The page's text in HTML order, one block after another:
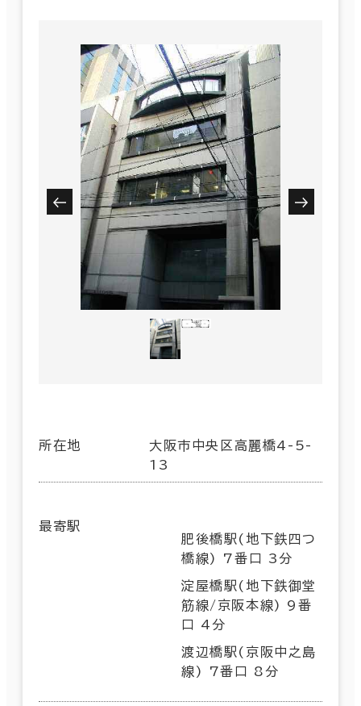
所在地
大阪市中央区高麗橋4-5-
13
最寄駅
肥後橋駅(地下鉄四つ
橋線) 7番口 3分
淀屋橋駅(地下鉄御堂
筋線/京阪本線) 9番
口 4分
渡辺橋駅(京阪中之島
線) 7番口 8分